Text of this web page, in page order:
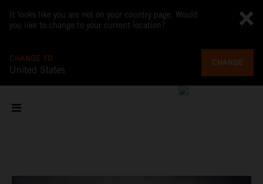
It looks like you are not on your country page. Would
you like to change to your current location?
CHANGE TO
United States
CHANGE